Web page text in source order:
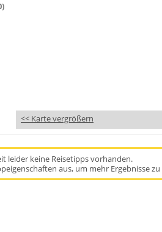
<< Karte vergrößern
leider keine Reisetipps vorhanden.
aus, um mehr Ergebnisse